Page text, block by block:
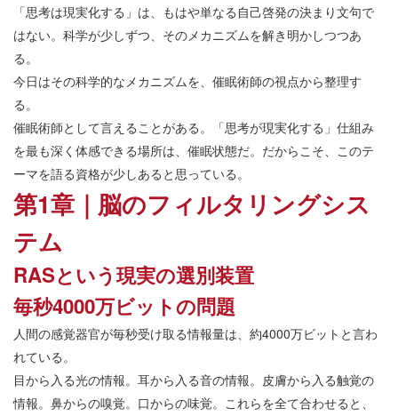
「思考は現実化する」は、もはや単なる自己啓発の決まり文句で
はない。科学が少しずつ、そのメカニズムを解き明かしつつあ
る。
今日はその科学的なメカニズムを、催眠術師の視点から整理す
る。
催眠術師として言えることがある。「思考が現実化する」仕組み
を最も深く体感できる場所は、催眠状態だ。だからこそ、このテ
ーマを語る資格が少しあると思っている。
第1章｜脳のフィルタリングシス
テム
RASという現実の選別装置
毎秒4000万ビットの問題
人間の感覚器官が毎秒受け取る情報量は、約4000万ビットと言わ
れている。
目から入る光の情報。耳から入る音の情報。皮膚から入る触覚の
情報。鼻からの嗅覚。口からの味覚。これらを全て合わせると、